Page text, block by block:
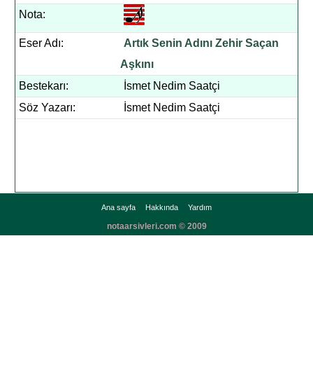
Nota:
Eser Adı:
Artık Senin Adını Zehir Saçan
Aşkını
Bestekarı:
İsmet Nedim Saatçi
Söz Yazarı:
İsmet Nedim Saatçi
Ana sayfa Hakkında Yardım
notaarsivleri.com © 2009